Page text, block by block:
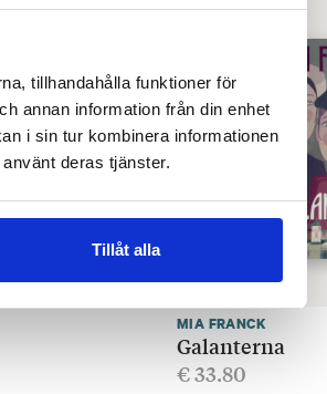
tillhandahålla funktioner för
annan information från din enhet
i sin tur kombinera informationen
deras tjänster.
Tillåt alla
MIA FRANCK
Galanterna
€33.80